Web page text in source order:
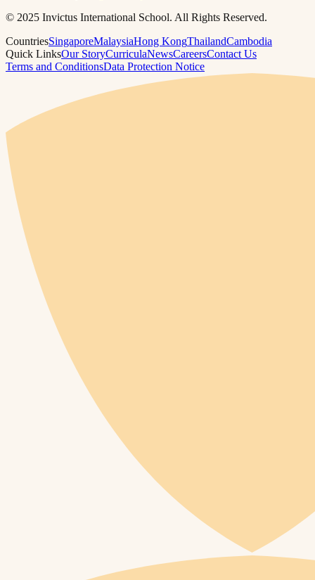
© 2025 Invictus International School. All Rights Reserved.
CountriesSingaporeMalaysiaHong KongThailandCambodia
Quick LinksOur StoryCurriculaNewsCareersContact Us
Terms and ConditionsData Protection Notice